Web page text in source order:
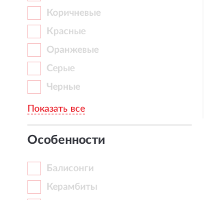
Коричневые
Красные
Оранжевые
Серые
Черные
Показать все
Особенности
Балисонги
Керамбиты